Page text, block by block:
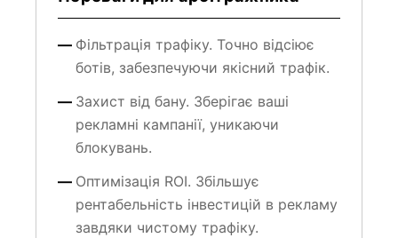
Фільтрація трафіку. Точно відсіює
ботів, забезпечуючи якісний трафік.
Захист від бану. Зберігає ваші
рекламні кампанії, уникаючи
блокувань.
Оптимізація ROI. Збільшує
рентабельність інвестицій в рекламу
завдяки чистому трафіку.